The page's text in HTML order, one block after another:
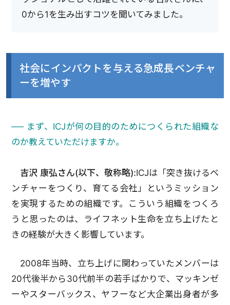
0から1を生み出すコツを聞いてみました。
社会にインパクトを与える急成長ベンチャ
ーを増やす
── まず、ICJが何の目的のためにつくられた組織な
のか教えていただけますか。
吉沢 康弘さん(以下、敬称略):ICJは「突き抜けるベ
ンチャーをつくり、育てる会社」というミッション
を実現するための組織です。こういう組織をつくろ
うと思ったのは、ライフネット生命を立ち上げたと
きの経験が大きく影響しています。
2008年当時、立ち上げに関わっていたメンバーは
20代後半から30代前半の若手ばかりで、マッキンゼ
ーやスターバックス、ヤフーなど大企業出身者が多